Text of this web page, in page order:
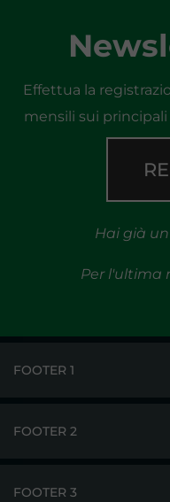
Effettua la
mensili sui
Hai già
Per l'ultima
FOOTER 1
FOOTER 2
FOOTER 3